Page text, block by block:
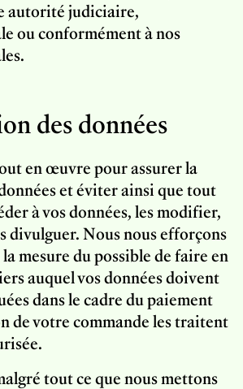
autorité judiciaire,
ou conformément à nos
des données
en œuvre pour assurer la
et éviter ainsi que tout
à vos données, les modifier,
divulguer. Nous nous efforçons
mesure du possible de faire en
auquel vos données doivent
dans le cadre du paiement
de votre commande les traitent
tout ce que nous mettons